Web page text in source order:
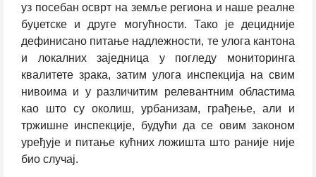
уз посебан осврт на земље региона и наше реалне
буџетске и друге могућности. Тако је децидније
дефинисано питање надлежности, те улога кантона
и локалних заједница у погледу мониторинга
квалитете зрака, затим улога инспекција на свим
нивоима и у различитим релевантним областима
као што су околиш, урбанизам, грађење, али и
тржишне инспекције, будући да се овим законом
уређује и питање кућних ложишта што раније није
био случај.